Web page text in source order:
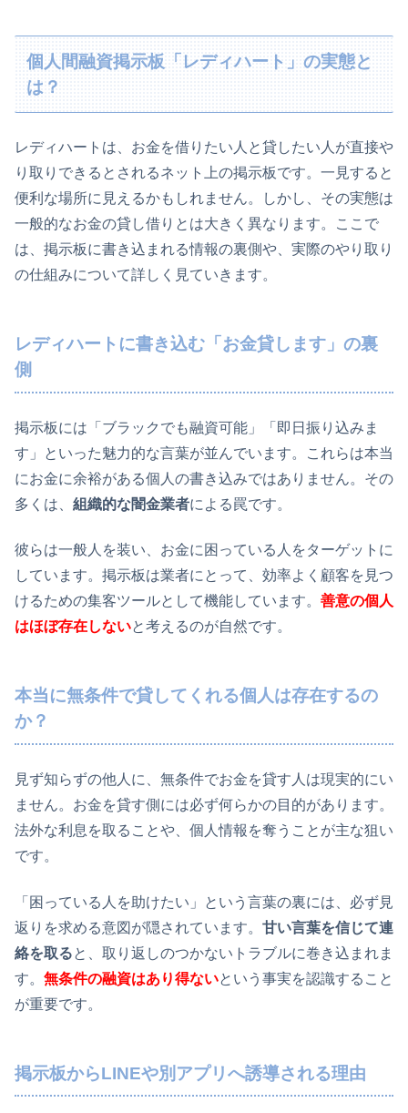
個人間融資掲示板「レディハート」の実態と
は？
レディハートは、お金を借りたい人と貸したい人が直接や
り取りできるとされるネット上の掲示板です。一見すると
便利な場所に見えるかもしれません。しかし、その実態は
一般的なお金の貸し借りとは大きく異なります。ここで
は、掲示板に書き込まれる情報の裏側や、実際のやり取り
の仕組みについて詳しく見ていきます。
レディハートに書き込む「お金貸します」の裏
側
掲示板には「ブラックでも融資可能」「即日振り込みま
す」といった魅力的な言葉が並んでいます。これらは本当
にお金に余裕がある個人の書き込みではありません。その
多くは、 組織的な闇金業者による罠です。
彼らは一般人を装い、お金に困っている人をターゲットに
しています。掲示板は業者にとって、効率よく顧客を見つ
けるための集客ツールとして機能しています。 善意の個人
はほぼ存在しないと考えるのが自然です。
本当に無条件で貸してくれる個人は存在するの
か？
見ず知らずの他人に、無条件でお金を貸す人は現実的にい
ません。お金を貸す側には必ず何らかの目的があります。
法外な利息を取ることや、個人情報を奪うことが主な狙い
です。
「困っている人を助けたい」という言葉の裏には、必ず見
返りを求める意図が隠されています。 甘い言葉を信じて連
絡を取ると、取り返しのつかないトラブルに巻き込まれま
す。 無条件の融資はあり得ないという事実を認識すること
が重要です。
掲示板からLINEや別アプリへ誘導される理由